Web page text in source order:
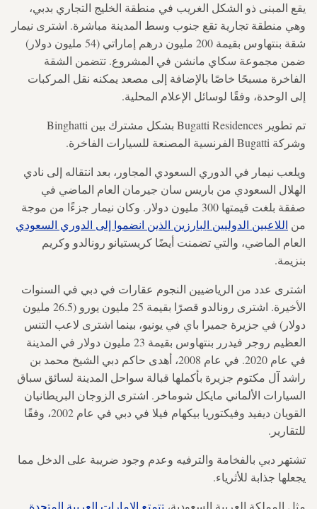
يقع المبنى ذو الشكل الغريب في منطقة الخليج التجاري بدبي،
وهي منطقة تجارية تقع جنوب وسط المدينة مباشرة. اشترى نيمار
شقة بنتهاوس بقيمة 200 مليون درهم إماراتي (54 مليون دولار)
ضمن مجموعة سكاي مانشن في المشروع. تتضمن الشقة
الفاخرة مسبحًا خاصًا بالإضافة إلى مصعد يمكنه نقل المركبات
إلى الوحدة، وفقًا لوسائل الإعلام المحلية.
تم تطوير Bugatti Residences بشكل مشترك بين Binghatti
وشركة Bugatti الفرنسية المصنعة للسيارات الفاخرة.
ويلعب نيمار في الدوري السعودي المجاور، بعد انتقاله إلى نادي
الهلال السعودي من باريس سان جيرمان العام الماضي في
صفقة بلغت قيمتها 300 مليون دولار. وكان نيمار جزءًا من موجة
من اللاعبين الدوليين البارزين الذين انضموا إلى الدوري السعودي
العام الماضي، والتي تضمنت أيضًا كريستيانو رونالدو وكريم
بنزيمة.
اشترى عدد من الرياضيين النجوم عقارات في دبي في السنوات
الأخيرة. اشترى رونالدو قصرًا بقيمة 25 مليون يورو (26.5 مليون
دولار) في جزيرة جميرا باي في يونيو، بينما اشترى لاعب التنس
العظيم روجر فيدرر بنتهاوس بقيمة 23 مليون دولار في المدينة
في عام 2020. في عام 2008، أهدى حاكم دبي الشيخ محمد بن
راشد آل مكتوم جزيرة بأكملها قبالة سواحل المدينة لسائق سباق
السيارات الألماني مايكل شوماخر. اشترى الزوجان البريطانيان
القويان ديفيد وفيكتوريا بيكهام فيلا في دبي في عام 2002، وفقًا
للتقارير.
تشتهر دبي بالفخامة والترفيه وعدم وجود ضريبة على الدخل مما
يجعلها جذابة للأثرياء.
مثل المملكة العربية السعودية، تتمتع الإمارات العربية المتحدة